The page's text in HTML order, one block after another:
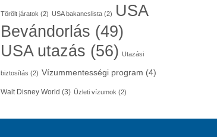
Törölt járatok (2) USA bakancslista(2)
USA
Bevándorlás (49)
USA utazás (56) Utazási
biztosítás (2) Vízummentességi program (4)
Walt Disney World (3) Üzleti vízumok (2)